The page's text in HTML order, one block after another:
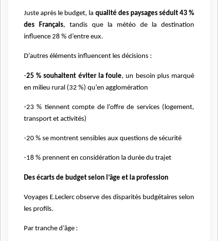
Juste après le budget, la qualité des paysages séduit 43 %
des Français, tandis que la météo de la destination
influence 28 % d’entre eux.
D’autres éléments influencent les décisions :
-25 % souhaitent éviter la foule, un besoin plus marqué
en milieu rural (32 %) qu’en agglomération
-23 % tiennent compte de l’offre de services (logement,
transport et activités)
-20 % se montrent sensibles aux questions de sécurité
-18 % prennent en considération la durée du trajet
Des écarts de budget selon l’âge et la profession
Voyages E.Leclerc observe des disparités budgétaires selon
les profils.
Par tranche d’âge :